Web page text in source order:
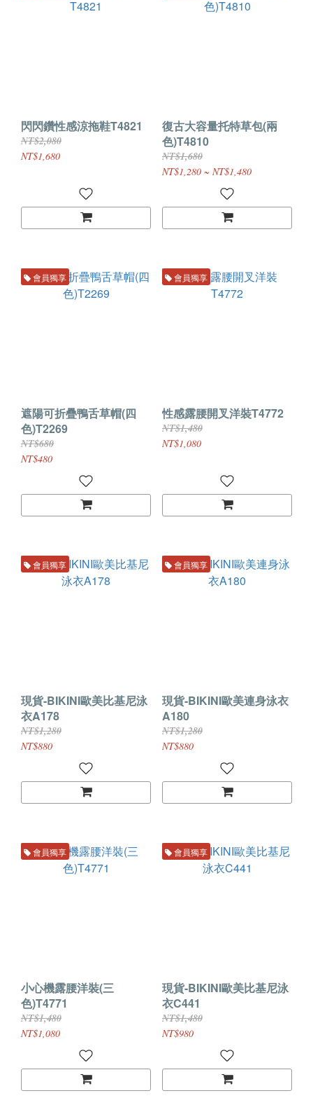
閃閃鑽性感涼拖鞋T4821
NT$2,080
NT$1,680
復古大容量托特草包(兩
色)T4810
NT$1,680
NT$1,280 ~ NT$1,480
會員獨享
遮陽可折疊鴨舌草帽(四
色)T2269
NT$680
NT$480
會員獨享
性感露腰開叉洋裝T4772
NT$1,480
NT$1,080
會員獨享
現貨-BIKINI歐美比基尼泳
衣A178
NT$1,280
NT$880
會員獨享
現貨-BIKINI歐美連身泳衣
A180
NT$1,280
NT$880
會員獨享
小心機露腰洋裝(三
色)T4771
NT$1,480
NT$1,080
會員獨享
現貨-BIKINI歐美比基尼泳
衣C441
NT$1,480
NT$980